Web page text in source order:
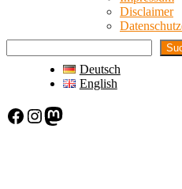
Disclaimer
Deutsch
English
Facebook Instagram Mastodon